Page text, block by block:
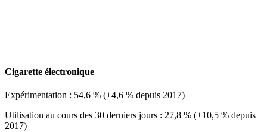
Cigarette électronique
Expérimentation : 54,6 % (+4,6 % depuis 2017)
Utilisation au cours des 30 derniers jours : 27,8 % (+10,5 % depuis
2017)